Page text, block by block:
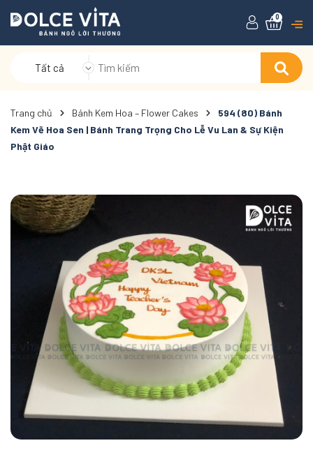
Tất cả
0
Trang chủ Bánh Kem Hoa – Flower Cakes
594 (80) Bánh
Kem Vẽ Hoa Sen | Bánh Trang Trọng Cho Lễ Vu Lan & Sự Kiện
Phật Giáo